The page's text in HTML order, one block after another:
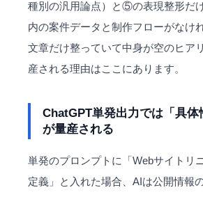
種別の汎用論点）と⑤の表現整形
内の案件データと制作フローがなけ
文章だけ整っていて中身が空のヒア
産される理由はここにあります。
ChatGPT単発出力では「具体
が量産される
単発のプロンプトに「Webサイトリ
定義」と入れた場合、AIは公開情報